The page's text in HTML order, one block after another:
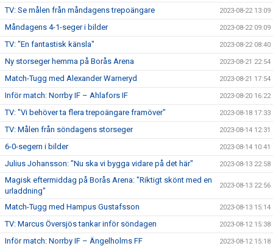
TV: Se målen från måndagens trepoängare 2023-08-22 13:09
Måndagens 4-1-seger i bilder 2023-08-22 09:09
TV: "En fantastisk känsla" 2023-08-22 08:40
Ny storseger hemma på Borås Arena 2023-08-21 22:54
Match-Tugg med Alexander Warneryd 2023-08-21 17:54
Inför match: Norrby IF – Ahlafors IF 2023-08-20 16:22
TV: "Vi behöver ta flera trepoängare framöver" 2023-08-18 17:33
TV: Målen från söndagens storseger 2023-08-14 12:31
6-0-segern i bilder 2023-08-14 10:41
Julius Johansson: "Nu ska vi bygga vidare på det här" 2023-08-13 22:58
Magisk eftermiddag på Borås Arena: "Riktigt skönt med en
urladdning"
2023-08-13 22:56
Match-Tugg med Hampus Gustafsson 2023-08-13 15:14
TV: Marcus Översjös tankar inför söndagen 2023-08-12 15:38
Inför match: Norrby IF – Ängelholms FF 2023-08-12 15:18